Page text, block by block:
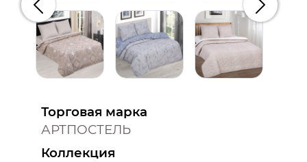
Предыдущий
Торговая марка
АРТПОСТЕЛЬ
Коллекция